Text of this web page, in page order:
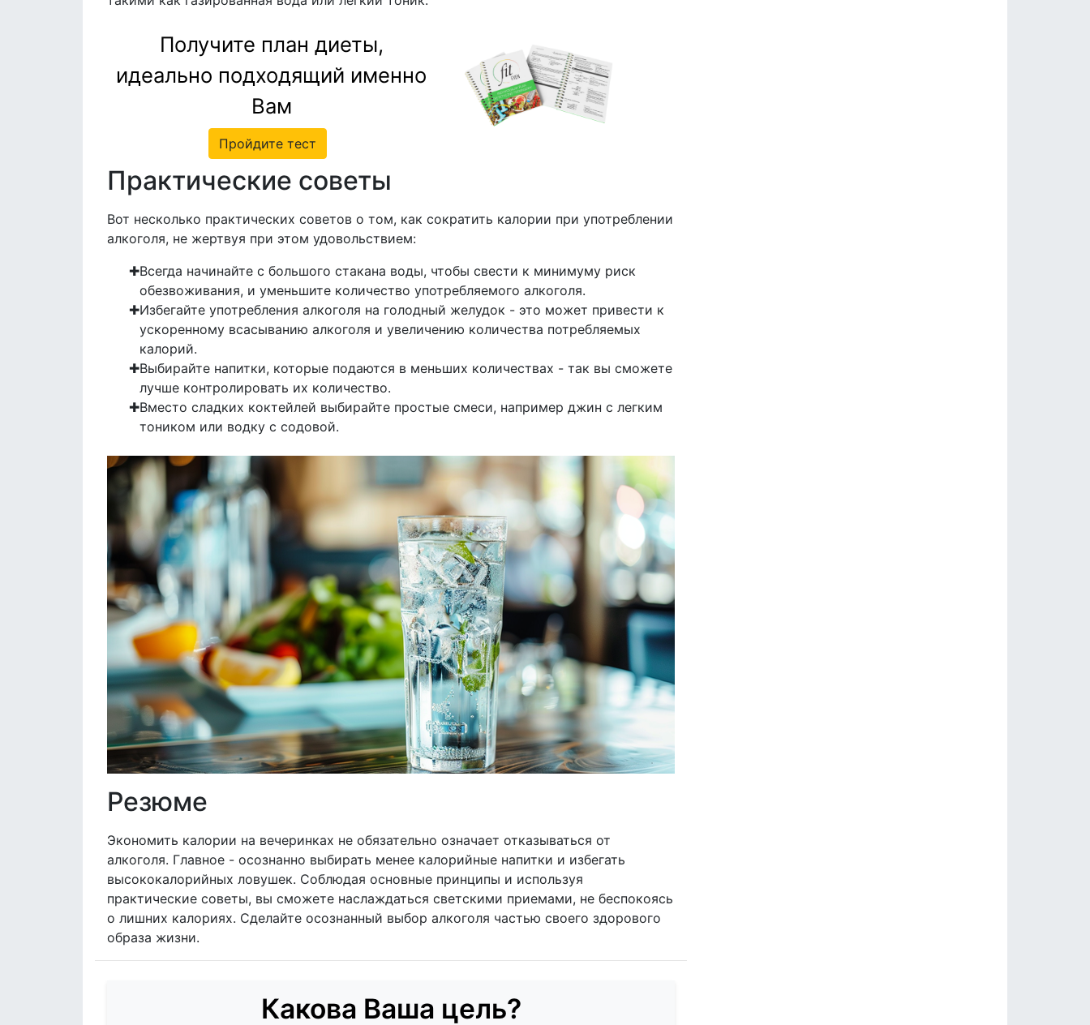
Получите план диеты,
идеально подходящий именно
Вам
Пройдите тест
Практические советы
Вот несколько практических советов о том, как сократить калории при употреблении
алкоголя, не жертвуя при этом удовольствием:
Всегда начинайте с большого стакана воды, чтобы свести к минимуму риск
обезвоживания, и уменьшите количество употребляемого алкоголя.
Избегайте употребления алкоголя на голодный желудок - это может привести к
ускоренному всасыванию алкоголя и увеличению количества потребляемых
калорий.
Выбирайте напитки, которые подаются в меньших количествах - так вы сможете
лучше контролировать их количество.
Вместо сладких коктейлей выбирайте простые смеси, например джин с легким
тоником или водку с содовой.
Резюме
Экономить калории на вечеринках не обязательно означает отказываться от
алкоголя. Главное - осознанно выбирать менее калорийные напитки и избегать
высококалорийных ловушек. Соблюдая основные принципы и используя
практические советы, вы сможете наслаждаться светскими приемами, не беспокоясь
о лишних калориях. Сделайте осознанный выбор алкоголя частью своего здорового
образа жизни.
Какова Ваша цель?